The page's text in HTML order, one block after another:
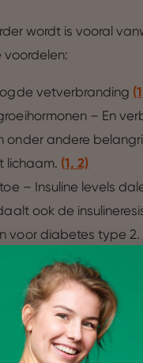
wordt is vooral
voordelen:
vetverbranding
– En
onder andere
lichaam. (1, 2)
– Insuline levels
ook de
voor diabetes type 2.
je hart – Het
bloeddruk.
lichaam minder